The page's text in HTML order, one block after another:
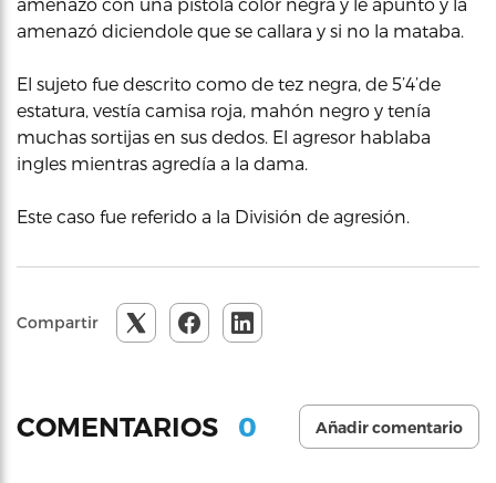
amenazó diciendole que se callara y si no la mataba.
El sujeto fue descrito como de tez negra, de 5’4’de
estatura, vestía camisa roja, mahón negro y tenía
muchas sortijas en sus dedos. El agresor hablaba
ingles mientras agredía a la dama.
Este caso fue referido a la División de agresión.
Compartir
COMENTARIOS 0 Añadir comentario